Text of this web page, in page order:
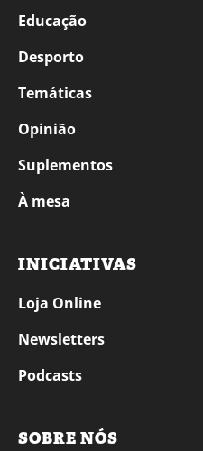
Educação
Desporto
Temáticas
Opinião
Suplementos
À mesa
INICIATIVAS
Loja Online
Newsletters
Podcasts
SOBRE NÓS